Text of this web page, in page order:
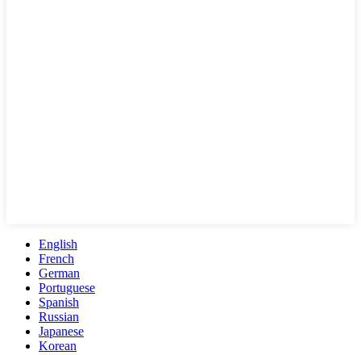
English
French
German
Portuguese
Spanish
Russian
Japanese
Korean